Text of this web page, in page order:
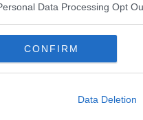
Data Processing Opt
CONFIRM
Data Deletion
CATEGORIE